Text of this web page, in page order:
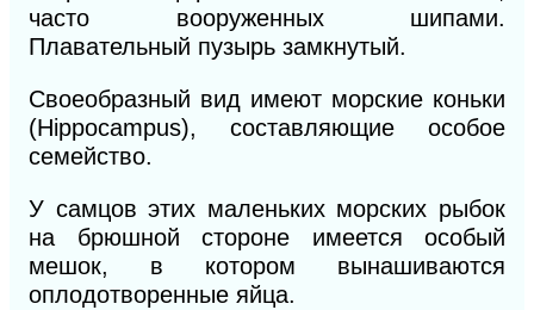
часто вооруженных шипами.
Плавательный пузырь замкнутый.
Своеобразный вид имеют морские коньки
(Hippocampus), составляющие особое
семейство.
У самцов этих маленьких морских рыбок
на брюшной стороне имеется особый
мешок, в котором вынашиваются
оплодотворенные яйца.